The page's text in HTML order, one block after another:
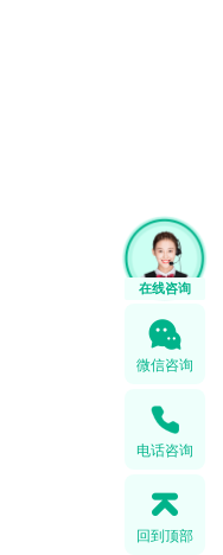
微信咨询
电话咨询
回到顶部